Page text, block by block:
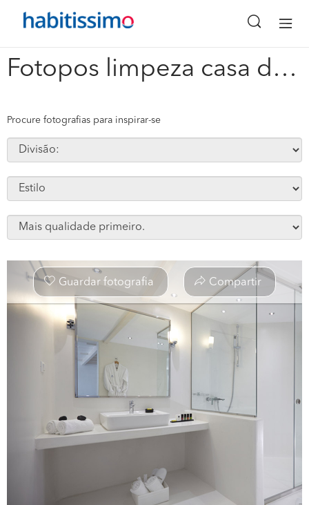
Fotopos limpeza casa de banho #261972
x
Procure fotografias para inspirar-se
Guardar fotografia Compartir